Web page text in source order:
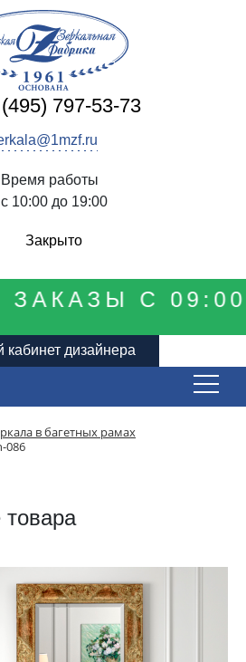
С
кабинет дизайнера
Время работы
с 10:00 до 19:00
Закрыто
797-53-73
в багетных рамах
086